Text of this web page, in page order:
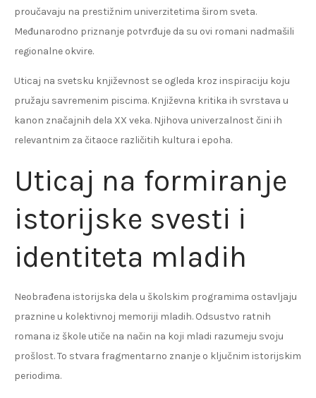
proučavaju na prestižnim univerzitetima širom sveta.
Međunarodno priznanje potvrđuje da su ovi romani nadmašili
regionalne okvire.
Uticaj na svetsku književnost se ogleda kroz inspiraciju koju
pružaju savremenim piscima. Književna kritika ih svrstava u
kanon značajnih dela XX veka. Njihova univerzalnost čini ih
relevantnim za čitaoce različitih kultura i epoha.
Uticaj na formiranje
istorijske svesti i
identiteta mladih
Neobrađena istorijska dela u školskim programima ostavljaju
praznine u kolektivnoj memoriji mladih. Odsustvo ratnih
romana iz škole utiče na način na koji mladi razumeju svoju
prošlost. To stvara fragmentarno znanje o ključnim istorijskim
periodima.